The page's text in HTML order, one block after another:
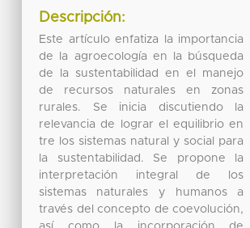
Descripción:
Este artículo enfatiza la importancia
de la agroecología en la búsqueda
de la sustentabilidad en el manejo
de recursos naturales en zonas
rurales. Se inicia discutiendo la
relevancia de lograr el equilibrio en
tre los sistemas natural y social para
la sustentabilidad. Se propone la
interpretación integral de los
sistemas naturales y humanos a
través del concepto de coevolución,